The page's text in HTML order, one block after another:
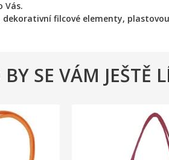
Vás.
filcové elementy,
SE VÁM JEŠTĚ